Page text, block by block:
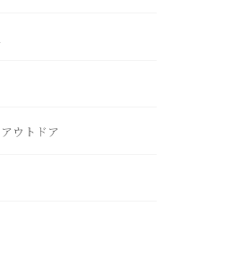
ウトドア